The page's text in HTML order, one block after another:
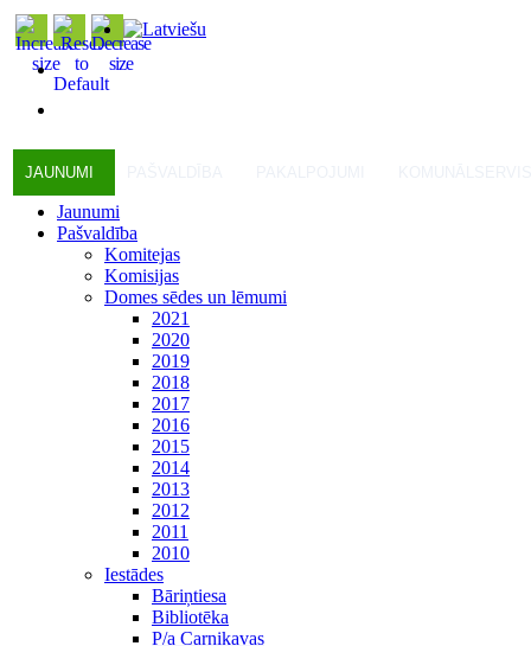
JAUNUMI
Jaunumi
Pašvaldība
Komitejas
Komisijas
Domes sēdes un lēmumi
2021
2020
2019
2018
2017
2016
2015
2014
2013
2012
2011
2010
Iestādes
Bāriņtiesa
Bibliotēka
P/a Carnikavas